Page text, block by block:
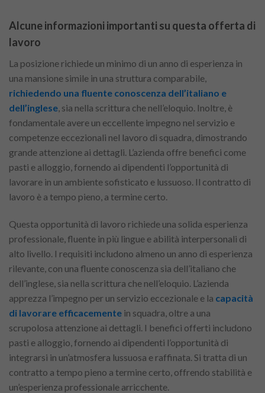
Alcune informazioni importanti su questa offerta di
lavoro
La posizione richiede un minimo di un anno di esperienza in
una mansione simile in una struttura comparabile,
richiedendo una fluente conoscenza dell’italiano e
dell’inglese, sia nella scrittura che nell’eloquio. Inoltre, è
fondamentale avere un eccellente impegno nel servizio e
competenze eccezionali nel lavoro di squadra, dimostrando
grande attenzione ai dettagli. L’azienda offre benefici come
pasti e alloggio, fornendo ai dipendenti l’opportunità di
lavorare in un ambiente sofisticato e lussuoso. Il contratto di
lavoro è a tempo pieno, a termine certo.
Questa opportunità di lavoro richiede una solida esperienza
professionale, fluente in più lingue e abilità interpersonali di
alto livello. I requisiti includono almeno un anno di esperienza
rilevante, con una fluente conoscenza sia dell’italiano che
dell’inglese, sia nella scrittura che nell’eloquio. L’azienda
apprezza l’impegno per un servizio eccezionale e la capacità
di lavorare efficacemente in squadra, oltre a una
scrupolosa attenzione ai dettagli. I benefici offerti includono
pasti e alloggio, fornendo ai dipendenti l’opportunità di
integrarsi in un’atmosfera lussuosa e raffinata. Si tratta di un
contratto a tempo pieno a termine certo, offrendo stabilità e
un’esperienza professionale arricchente.